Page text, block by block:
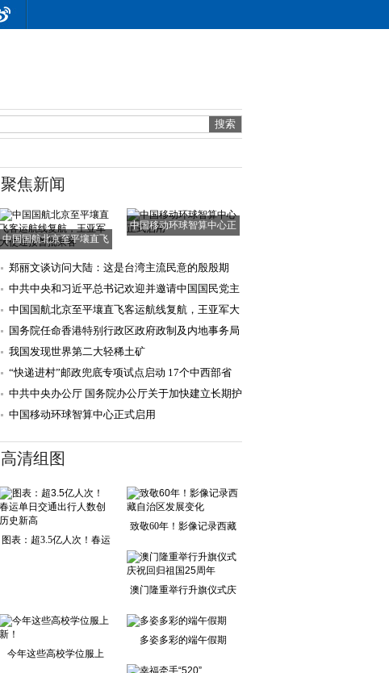
聚焦新闻
中国国航北京至平壤直飞
中国移动环球智算中心正
郑丽文谈访问大陆：这是台湾主流民意的殷殷期
盼，两岸不是终需
中共中央和习近平总书记欢迎并邀请中国国民党主
席郑丽文率团来
中国国航北京至平壤直飞客运航线复航，王亚军大
使迎接首批乘客
国务院任命香港特别行政区政府政制及内地事务局
我国发现世界第二大轻稀土矿
“快递进村”邮政兜底专项试点启动 17个中西部省
份，每省选定1
中共中央办公厅 国务院办公厅关于加快建立长期护
理保险制度的意
中国移动环球智算中心正式启用
高清组图
图表：超3.5亿人次！春运
致敬60年！影像记录西藏
自治区发展变化
澳门隆重举行升旗仪式庆
祝回归祖国25周
今年这些高校学位服上
多姿多彩的端午假期